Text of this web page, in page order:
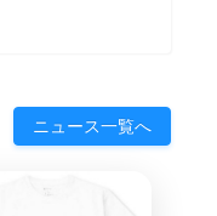
ニュース一覧へ